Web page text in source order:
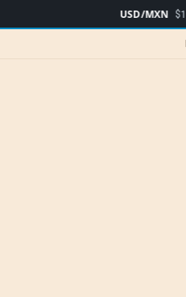
USD/MXN $17.15